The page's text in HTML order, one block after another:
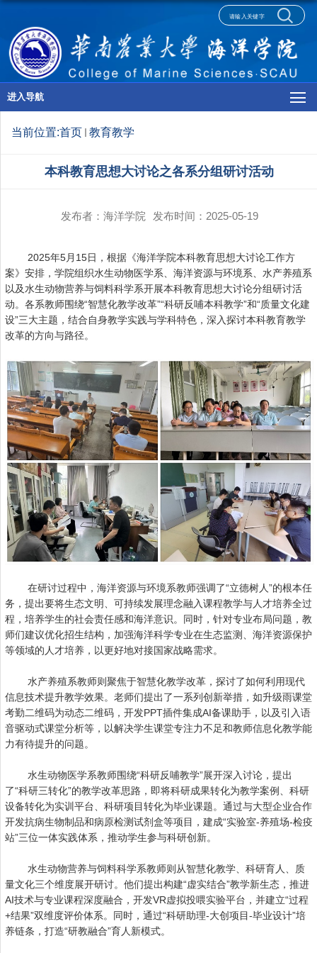
进入导航
当前位置:首页 教育教学
本科教育思想大讨论之各系分组研讨活动
发布者：海洋学院 发布时间：2025-05-19
2025年5月15日，根据《海洋学院本科教育思想大讨论工作方
案》安排，学院组织水生动物医学系、海洋资源与环境系、水产养殖系
以及水生动物营养与饲料科学系开展本科教育思想大讨论分组研讨活
动。各系教师围绕“智慧化教学改革”“科研反哺本科教学”和“质量文化建
设”三大主题，结合自身教学实践与学科特色，深入探讨本科教育教学
改革的方向与路径。
在研讨过程中，海洋资源与环境系教师强调了“立德树人”的根本任
务，提出要将生态文明、可持续发展理念融入课程教学与人才培养全过
程，培养学生的社会责任感和海洋意识。同时，针对专业布局问题，教
师们建议优化招生结构，加强海洋科学专业在生态监测、海洋资源保护
等领域的人才培养，以更好地对接国家战略需求。
水产养殖系教师则聚焦于智慧化教学改革，探讨了如何利用现代
信息技术提升教学效果。老师们提出了一系列创新举措，如升级雨课堂
考勤二维码为动态二维码，开发PPT插件集成AI备课助手，以及引入语
音驱动式课堂分析等，以解决学生课堂专注力不足和教师信息化教学能
力有待提升的问题。
水生动物医学系教师围绕“科研反哺教学”展开深入讨论，提出
了“科研三转化”的教学改革思路，即将科研成果转化为教学案例、科研
设备转化为实训平台、科研项目转化为毕业课题。通过与大型企业合作
开发抗病生物制品和病原检测试剂盒等项目，建成“实验室-养殖场-检疫
站”三位一体实践体系，推动学生参与科研创新。
水生动物营养与饲料科学系教师则从智慧化教学、科研育人、质
量文化三个维度展开研讨。他们提出构建“虚实结合”教学新生态，推进
AI技术与专业课程深度融合，开发VR虚拟投喂实验平台，并建立“过程
+结果”双维度评价体系。同时，通过“科研助理-大创项目-毕业设计”培
养链条，打造“研教融合”育人新模式。